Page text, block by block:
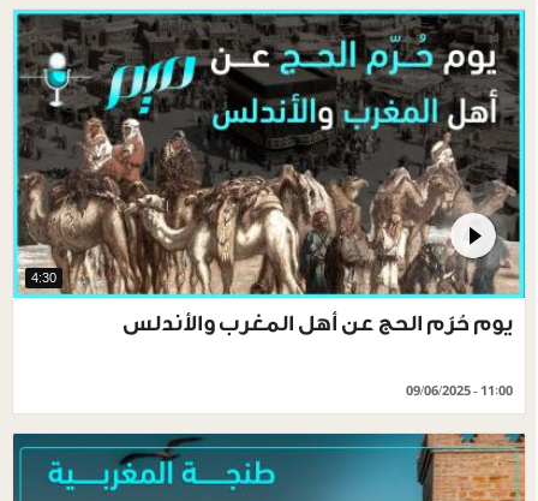
4:30
يوم حُرّم الحج عن أهل المغرب والأندلس
09/06/2025 - 11:00